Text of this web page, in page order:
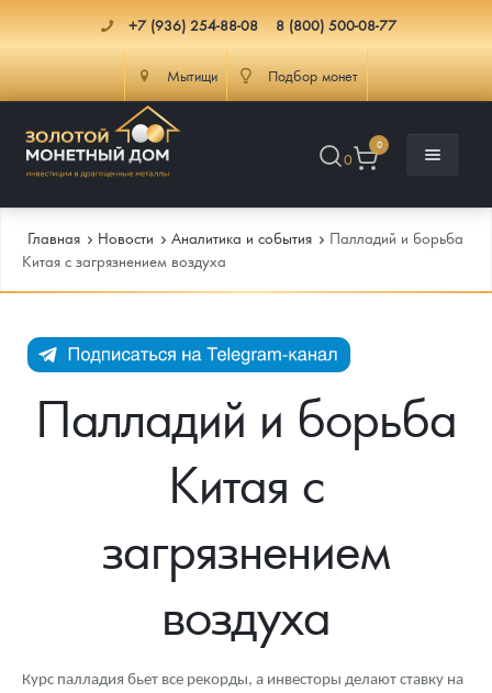
+7 (936) 254-88-08 8 (800) 500-08-77
Мытищи Подбор монет
0
0
Каталог Монет
Инвестиционные монеты
Памятные монеты России и СССР
Монеты Царской России
Монеты стран мира после 1950г
Георгий Победоносец
Инфо
Как сделать заказ
Доставка
Информация
Аналитика и события
Главная Новости Аналитика и события
Палладий и борьба
Китая с загрязнением воздуха
Палладий и борьба
Китая с
загрязнением
воздуха
Курс палладия бьет все рекорды, а инвесторы делают ставку на